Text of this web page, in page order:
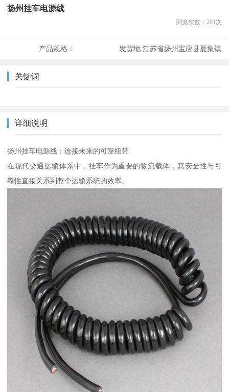
扬州挂车电源线
浏览次数： 291次
产品规格： 发货地:江苏省扬州宝应县夏集镇
关键词
详细说明
扬州挂车电源线：连接未来的可靠纽带
在现代交通运输体系中，挂车作为重要的物流载体，其安全性与可
靠性直接关系到整个运输系统的效率。